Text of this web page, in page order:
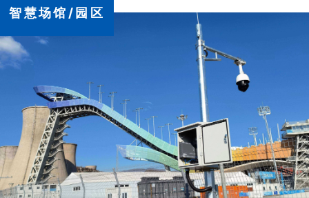
智慧场馆/园区